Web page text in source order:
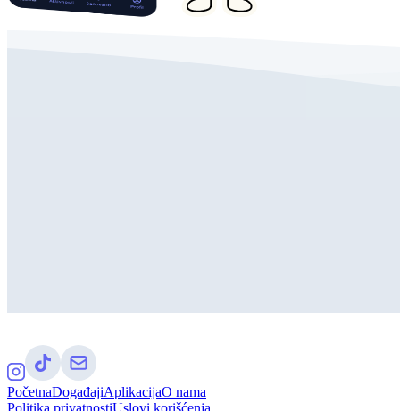
PočetnaDogađajiAplikacijaO nama
Politika privatnostiUslovi korišćenja